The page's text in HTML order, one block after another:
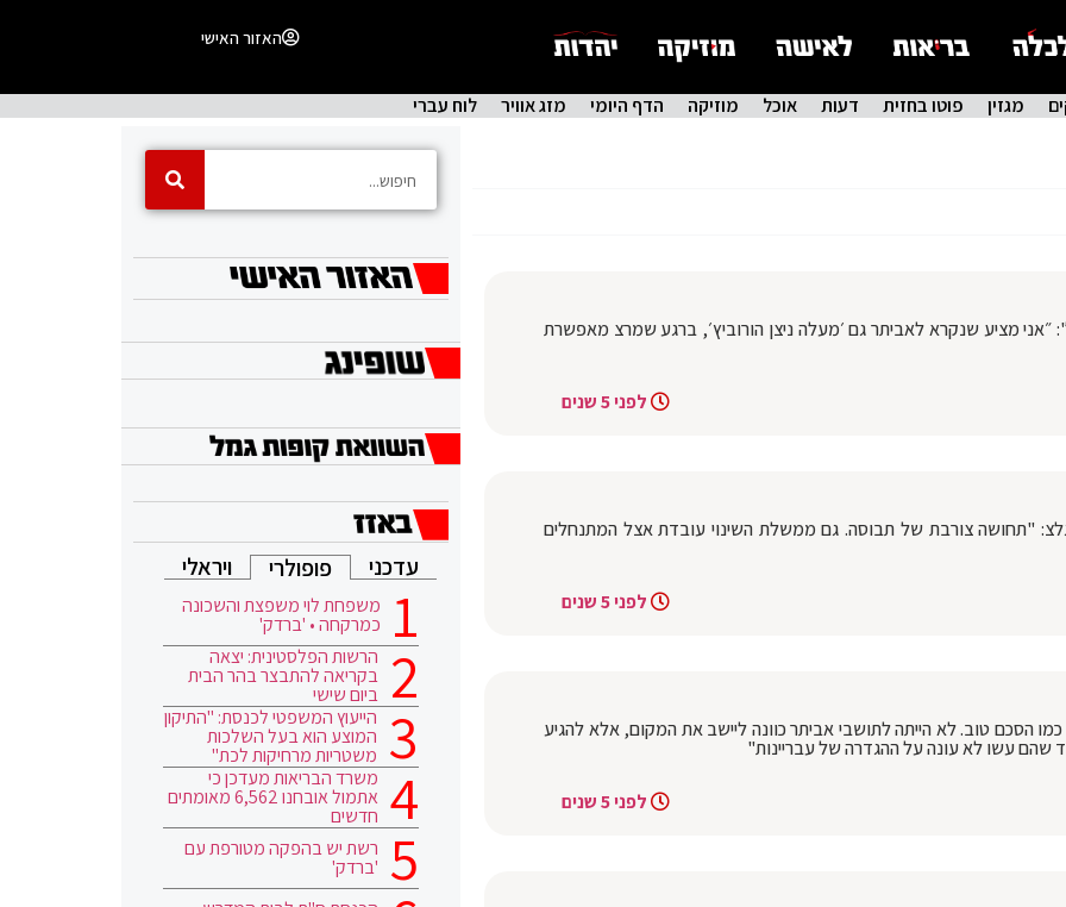
האזור האישי
מגזין פוטו בחזית דעות אוכל מוזיקה הדף היומי מזג אוויר לוח עברי
״אני מציע שנקרא לאביתר גם ׳מעלה ניצן הורוביץ׳, ברגע שמרצ מאפשרת
לפני 5 שנים
"תחושה צורבת של תבוסה. גם ממשלת השינוי עובדת אצל המתנחלים
לפני 5 שנים
הסכם טוב. לא הייתה לתושבי אביתר כוונה ליישב את המקום, אלא להגיע
שהם עשו לא עונה על ההגדרה של עבריינות"
לפני 5 שנים
עדכני פופולרי ויראלי
משפחת לוי משפצת והשכונה
כמרקחה • 'ברדק'
הרשות הפלסטינית: יצאה
בקריאה להתבצר בהר הבית
ביום שישי
הייעוץ המשפטי לכנסת: "התיקון
המוצע הוא בעל השלכות
משטריות מרחיקות לכת"
משרד הבריאות מעדכן כי
אתמול אובחנו 6,562 מאומתים
חדשים
רשת יש בהפקה מטורפת עם
'ברדק'